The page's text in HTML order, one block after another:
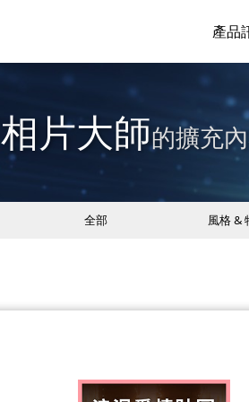
產品
相片大師的擴充
全部 風格 &